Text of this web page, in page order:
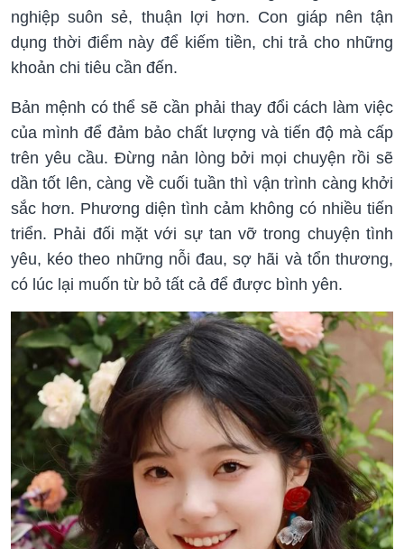
nghiệp suôn sẻ, thuận lợi hơn. Con giáp nên tận
dụng thời điểm này để kiếm tiền, chi trả cho những
khoản chi tiêu cần đến.
Bản mệnh có thể sẽ cần phải thay đổi cách làm việc
của mình để đảm bảo chất lượng và tiến độ mà cấp
trên yêu cầu. Đừng nản lòng bởi mọi chuyện rồi sẽ
dần tốt lên, càng về cuối tuần thì vận trình càng khởi
sắc hơn. Phương diện tình cảm không có nhiều tiến
triển. Phải đối mặt với sự tan vỡ trong chuyện tình
yêu, kéo theo những nỗi đau, sợ hãi và tổn thương,
có lúc lại muốn từ bỏ tất cả để được bình yên.